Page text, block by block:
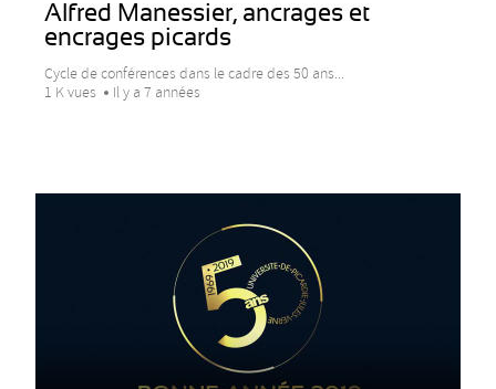
Alfred Manessier, ancrages et
encrages picards
Cycle de conférences dans le cadre des 50 ans...
1 K vues
Il y a 7 années